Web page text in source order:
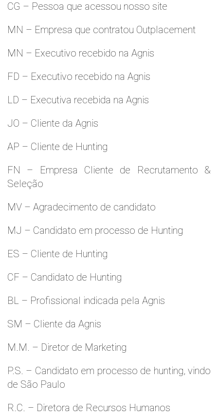
CG – Pessoa que acessou nosso site
MN – Empresa que contratou Outplacement
MN – Executivo recebido na Agnis
FD – Executivo recebido na Agnis
LD – Executiva recebida na Agnis
JO – Cliente da Agnis
AP – Cliente de Hunting
FN – Empresa Cliente de Recrutamento &
Seleção
MV – Agradecimento de candidato
MJ – Candidato em processo de Hunting
ES – Cliente de Hunting
CF – Candidato de Hunting
BL – Profissional indicada pela Agnis
SM – Cliente da Agnis
M.M. – Diretor de Marketing
P.S. – Candidato em processo de hunting, vindo
de São Paulo
R.C. – Diretora de Recursos Humanos